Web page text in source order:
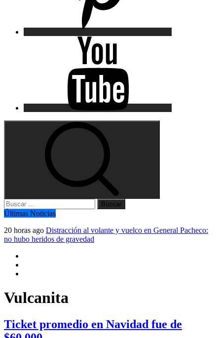
Buscar:
Últimas Noticias
20 horas ago Distracción al volante y vuelco en General Pacheco:
no hubo heridos de gravedad
Vulcanita
Ticket promedio en Navidad fue de